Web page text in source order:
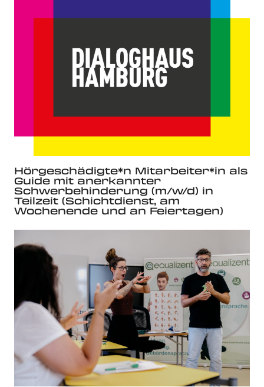
Hörgeschädigte*n Mitarbeiter*in als
Guide mit anerkannter
Schwerbehinderung (m/w/d) in
Teilzeit (Schichtdienst, am
Wochenende und an Feiertagen)